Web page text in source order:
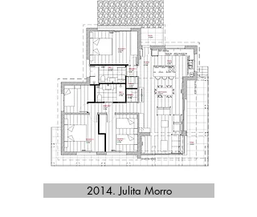
2014. Julita Morro